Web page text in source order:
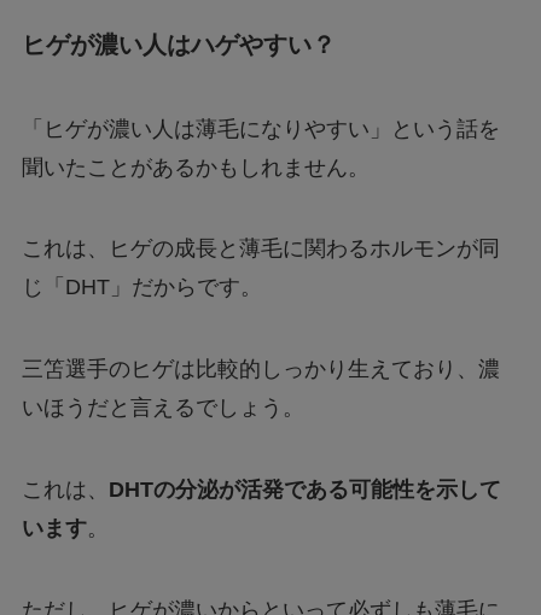
ヒゲが濃い人はハゲやすい？
「ヒゲが濃い人は薄毛になりやすい」という話を
聞いたことがあるかもしれません。
これは、ヒゲの成長と薄毛に関わるホルモンが同
じ「DHT」だからです。
三笘選手のヒゲは比較的しっかり生えており、濃
いほうだと言えるでしょう。
これは、 DHTの分泌が活発である可能性を示して
います。
ただし、ヒゲが濃いからといって必ずしも薄毛に